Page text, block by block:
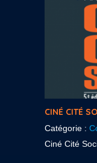
CINÉ CITÉ
Catégorie :
Ciné Cité